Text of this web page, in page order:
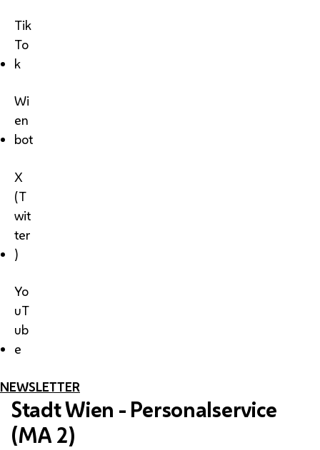
Tik
To
k
Wi
en
bot
X
(T
wit
ter
)
Yo
uT
ub
e
NEWSLETTER
Stadt Wien - Personalservice
(MA2)